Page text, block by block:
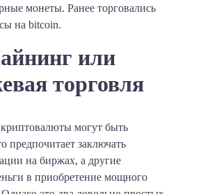
монеты. Ранее торговались
на bitcoin.
или
торговля
могут быть
предпочитает заключать
на биржах, а другие
в приобретение мощного